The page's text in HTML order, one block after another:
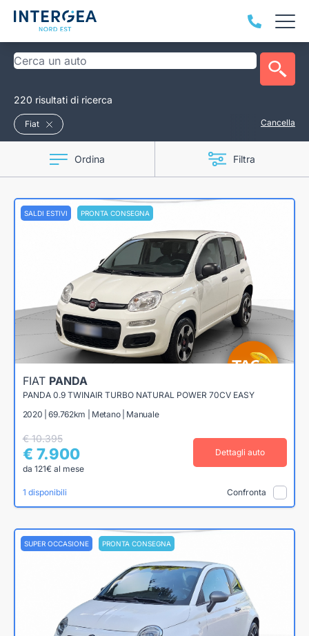
220 risultati di ricerca
Fiat Cancella
Ordina Filtra
SALDI ESTIVI PRONTA CONSEGNA
FIAT PANDA
PANDA 0.9 TWINAIR TURBO NATURAL POWER 70CV EASY
2020 | 69.762km | Metano | Manuale
€ 10.395
€ 7.900
da 121€ al mese
Dettagli auto
1 disponibili Confronta
SUPER OCCASIONE PRONTA CONSEGNA